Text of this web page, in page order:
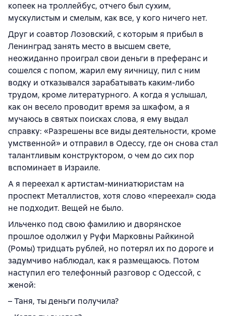
копеек на троллейбус, отчего был сухим,
мускулистым и смелым, как все, у кого ничего нет.
Друг и соавтор Лозовский, с которым я прибыл в
Ленинград занять место в высшем свете,
неожиданно проиграл свои деньги в преферанс и
сошелся с попом, жарил ему яичницу, пил с ним
водку и отказывался зарабатывать каким-либо
трудом, кроме литературного. А когда я услышал,
как он весело проводит время за шкафом, а я
мучаюсь в святых поисках слова, я ему выдал
справку: «Разрешены все виды деятельности, кроме
умственной» и отправил в Одессу, где он снова стал
талантливым конструктором, о чем до сих пор
вспоминает в Израиле.
А я переехал к артистам-миниатюристам на
проспект Металлистов, хотя слово «переехал» сюда
не подходит. Вещей не было.
Ильченко под свою фамилию и дворянское
прошлое одолжил у Руфи Марковны Райкиной
(Ромы) тридцать рублей, но потерял их по дороге и
задумчиво наблюдал, как я размещаюсь. Потом
наступил его телефонный разговор с Одессой, с
женой:
– Таня, ты деньги получила?